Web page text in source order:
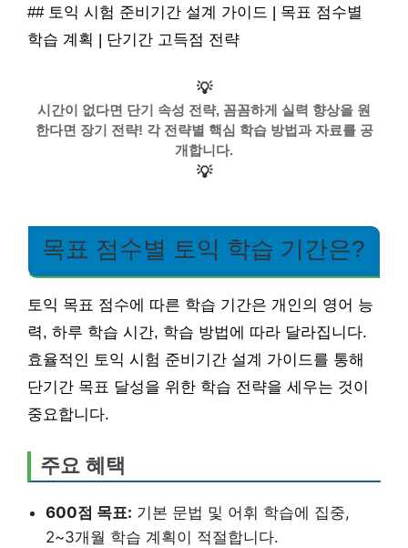
## 토익 시험 준비기간 설계 가이드 | 목표 점수별
학습 계획 | 단기간 고득점 전략
💡
시간이 없다면 단기 속성 전략, 꼼꼼하게 실력 향상을 원
한다면 장기 전략! 각 전략별 핵심 학습 방법과 자료를 공
개합니다.
💡
목표 점수별 토익 학습 기간은?
토익 목표 점수에 따른 학습 기간은 개인의 영어 능
력, 하루 학습 시간, 학습 방법에 따라 달라집니다.
효율적인 토익 시험 준비기간 설계 가이드를 통해
단기간 목표 달성을 위한 학습 전략을 세우는 것이
중요합니다.
주요 혜택
600점 목표: 기본 문법 및 어휘 학습에 집중,
2~3개월 학습 계획이 적절합니다.